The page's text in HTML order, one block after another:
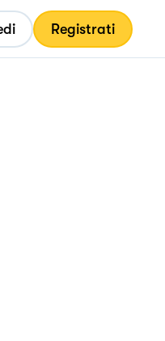
Registrati